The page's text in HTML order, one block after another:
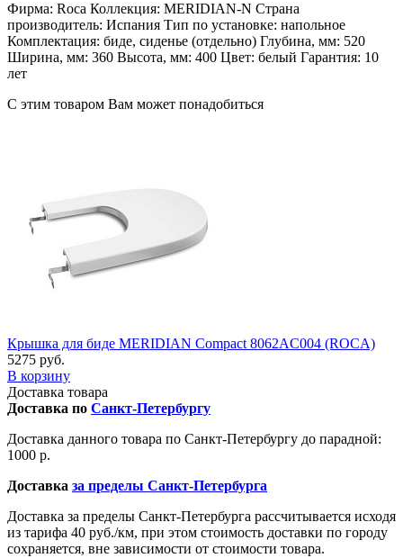
Фирма: Roca Коллекция: MERIDIAN-N Страна
производитель: Испания Тип по установке: напольное
Комплектация: биде, сиденье (отдельно) Глубина, мм: 520
Ширина, мм: 360 Высота, мм: 400 Цвет: белый Гарантия: 10
лет
С этим товаром Вам может понадобиться
Крышка для биде MERIDIAN Compact 8062AC004 (ROCA)
5275 руб.
В корзину
Доставка товара
Доставка по Санкт-Петербургу
Доставка данного товара по Санкт-Петербургу до парадной:
1000 р.
Доставка за пределы Санкт-Петербурга
Доставка за пределы Санкт-Петербурга рассчитывается исходя
из тарифа 40 руб./км, при этом стоимость доставки по городу
сохраняется, вне зависимости от стоимости товара.